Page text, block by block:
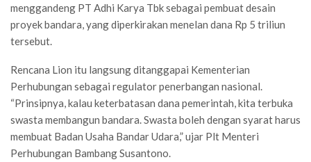
menggandeng PT Adhi Karya Tbk sebagai pembuat desain
proyek bandara, yang diperkirakan menelan dana Rp 5 triliun
tersebut.
Rencana Lion itu langsung ditanggapai Kementerian
Perhubungan sebagai regulator penerbangan nasional.
“Prinsipnya, kalau keterbatasan dana pemerintah, kita terbuka
swasta membangun bandara. Swasta boleh dengan syarat harus
membuat Badan Usaha Bandar Udara,” ujar Plt Menteri
Perhubungan Bambang Susantono.